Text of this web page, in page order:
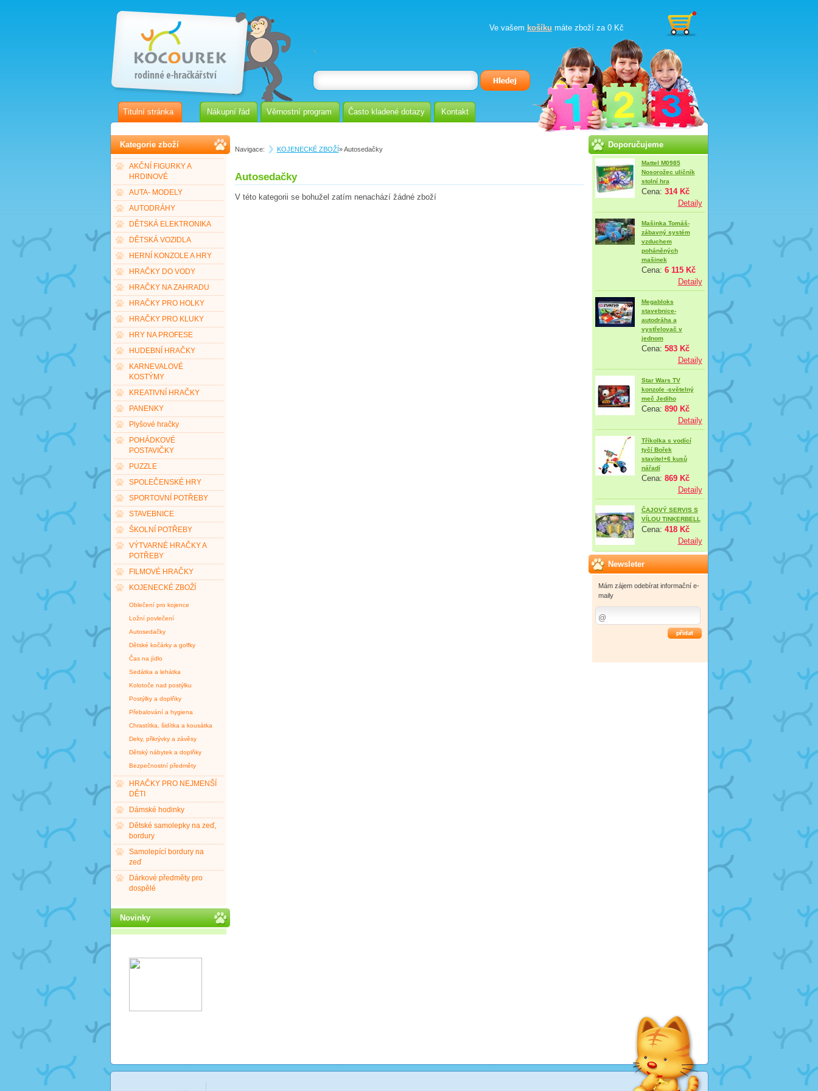
Ve vašem košíku máte zboží za 0 Kč
Titulní stránka Nákupní řád Věrnostní program Často kladené dotazy Kontakt
Kategorie zboží
AKČNÍ FIGURKY A
HRDINOVÉ
AUTA- MODELY
AUTODRÁHY
DĚTSKÁ ELEKTRONIKA
DĚTSKÁ VOZIDLA
HERNÍ KONZOLE A HRY
HRAČKY DO VODY
HRAČKY NA ZAHRADU
HRAČKY PRO HOLKY
HRAČKY PRO KLUKY
HRY NA PROFESE
HUDEBNÍ HRAČKY
KARNEVALOVÉ
KOSTÝMY
KREATIVNÍ HRAČKY
PANENKY
Plyšové hračky
POHÁDKOVÉ
POSTAVIČKY
PUZZLE
SPOLEČENSKÉ HRY
SPORTOVNÍ POTŘEBY
STAVEBNICE
ŠKOLNÍ POTŘEBY
VÝTVARNÉ HRAČKY A
POTŘEBY
FILMOVÉ HRAČKY
KOJENECKÉ ZBOŽÍ
Oblečení pro kojence
Ložní povlečení
Autosedačky
Dětské kočárky a golfky
Čas na jídlo
Sedátka a lehátka
Kolotoče nad postýlku
Postýlky a doplňky
Přebalování a hygiena
Chrastítka, šidítka a kousátka
Deky, přikrývky a závěsy
Dětský nábytek a doplňky
Bezpečnostní předměty
HRAČKY PRO NEJMENŠÍ
DĚTI
Dámské hodinky
Dětské samolepky na zeď,
bordury
Samolepící bordury na
zeď
Dárkové předměty pro
dospělé
Novinky
Navigace: KOJENECKÉ ZBOŽÍ» Autosedačky
Autosedačky
V této kategorii se bohužel zatím nenachází žádné zboží
Doporučujeme
Mattel M0985
Nosorožec uličník
stolní hra
Cena: 314 Kč
Detaily
Mašinka Tomáš-
zábavný systém
vzduchem
poháněných
mašinek
Cena: 6 115 Kč
Detaily
Megabloks
stavebnice-
autodráha a
vystřelovač v
jednom
Cena: 583 Kč
Detaily
Star Wars TV
konzole -světelný
meč Jediho
Cena: 890 Kč
Detaily
Tříkolka s vodící
tyčí Bořek
stavitel+6 kusů
nářadí
Cena: 869 Kč
Detaily
ČAJOVÝ SERVIS S
VÍLOU TINKERBELL
Cena: 418 Kč
Detaily
Newsleter
Mám zájem odebírat informační e-
maily
OK